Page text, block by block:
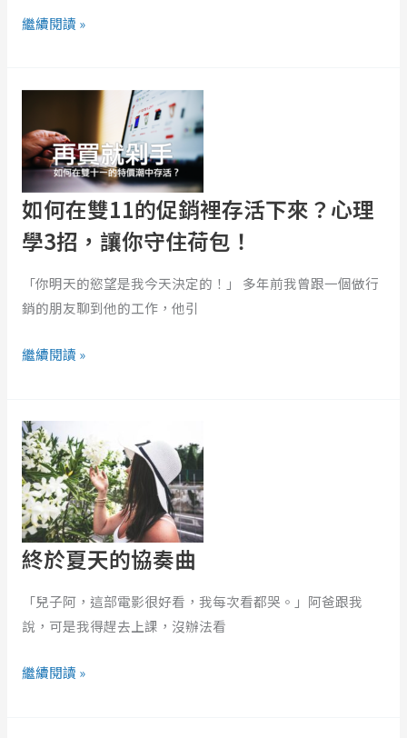
—
鬆
消」，
情
緒
放
完
再
處
理
繼續閱讀 »
如何在雙11的促銷裡存活下來？心理
學3招，讓你守住荷包！
「你明天的慾望是我今天決定的！」 多年前我曾跟一個做行
銷的朋友聊到他的工作，他引
在
雙
11
的
促
銷
裡
存
下
理
學
3
招，
讓
你
守
住
荷
繼續閱讀 »
終於夏天的協奏曲
「兒子阿，這部電影很好看，我每次看都哭。」阿爸跟我
說，可是我得趕去上課，沒辦法看
於
夏
天
的
協
奏
繼續閱讀 »